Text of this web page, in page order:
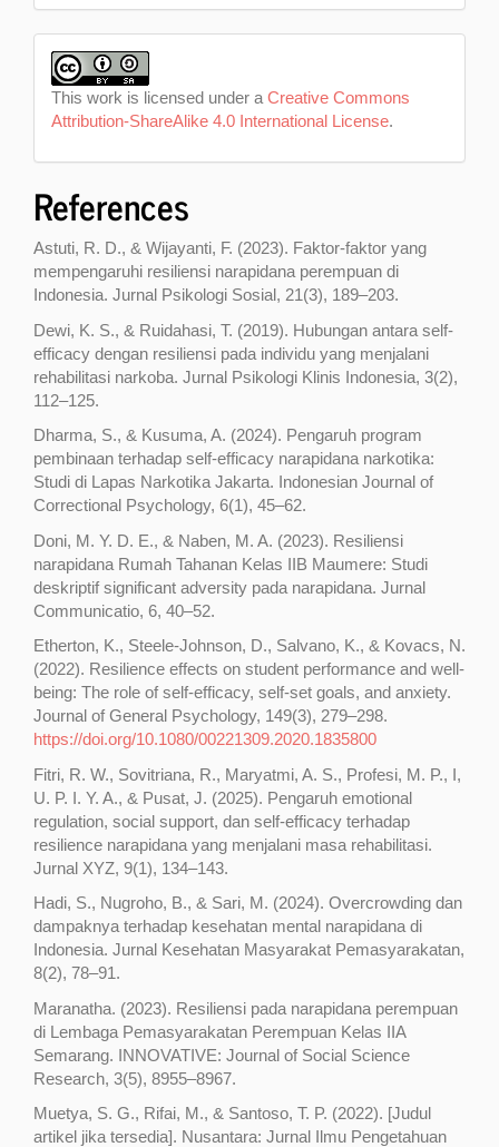
This work is licensed under a Creative Commons
Attribution-ShareAlike 4.0 International License.
References
Astuti, R. D., & Wijayanti, F. (2023). Faktor-faktor yang
mempengaruhi resiliensi narapidana perempuan di
Indonesia. Jurnal Psikologi Sosial, 21(3), 189–203.
Dewi, K. S., & Ruidahasi, T. (2019). Hubungan antara self-
efficacy dengan resiliensi pada individu yang menjalani
rehabilitasi narkoba. Jurnal Psikologi Klinis Indonesia, 3(2),
112–125.
Dharma, S., & Kusuma, A. (2024). Pengaruh program
pembinaan terhadap self-efficacy narapidana narkotika:
Studi di Lapas Narkotika Jakarta. Indonesian Journal of
Correctional Psychology, 6(1), 45–62.
Doni, M. Y. D. E., & Naben, M. A. (2023). Resiliensi
narapidana Rumah Tahanan Kelas IIB Maumere: Studi
deskriptif significant adversity pada narapidana. Jurnal
Communicatio, 6, 40–52.
Etherton, K., Steele-Johnson, D., Salvano, K., & Kovacs, N.
(2022). Resilience effects on student performance and well-
being: The role of self-efficacy, self-set goals, and anxiety.
Journal of General Psychology, 149(3), 279–298.
https://doi.org/10.1080/00221309.2020.1835800
Fitri, R. W., Sovitriana, R., Maryatmi, A. S., Profesi, M. P., I,
U. P. I. Y. A., & Pusat, J. (2025). Pengaruh emotional
regulation, social support, dan self-efficacy terhadap
resilience narapidana yang menjalani masa rehabilitasi.
Jurnal XYZ, 9(1), 134–143.
Hadi, S., Nugroho, B., & Sari, M. (2024). Overcrowding dan
dampaknya terhadap kesehatan mental narapidana di
Indonesia. Jurnal Kesehatan Masyarakat Pemasyarakatan,
8(2), 78–91.
Maranatha. (2023). Resiliensi pada narapidana perempuan
di Lembaga Pemasyarakatan Perempuan Kelas IIA
Semarang. INNOVATIVE: Journal of Social Science
Research, 3(5), 8955–8967.
Muetya, S. G., Rifai, M., & Santoso, T. P. (2022). [Judul
artikel jika tersedia]. Nusantara: Jurnal Ilmu Pengetahuan